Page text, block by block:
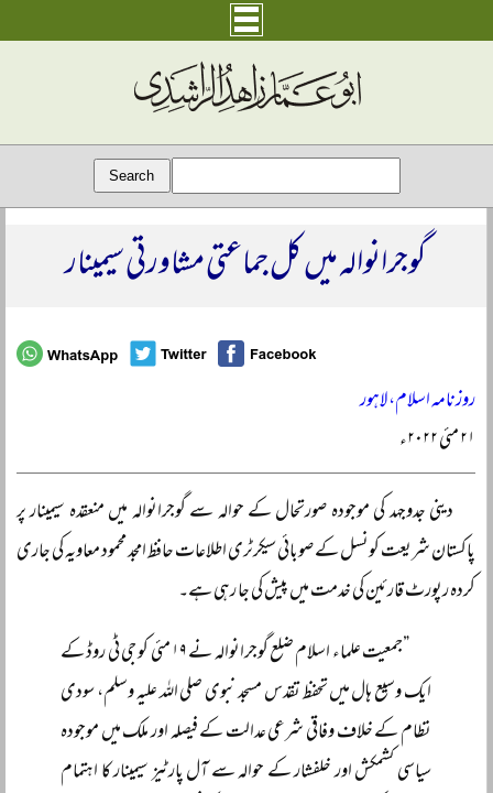
گوجرانوالہ میں کل جماعتی مشاورتی سیمینار
روزنامہ اسلام، لاہور
۲۱ مئی ۲۰۲۲ء
دینی جدوجہد کی موجودہ صورتحال کے حوالہ سے گوجرانوالہ میں منعقدہ سیمینار پر
پاکستان شریعت کونسل کے صوبائی سیکرٹری اطلاعات حافظ امجد محمود معاویہ کی جاری
کردہ رپورٹ قارئین کی خدمت میں پیش کی جا رہی ہے۔
”جمعیت علماء اسلام ضلع گوجرانوالہ نے ۱۹ مئی کو جی ٹی روڈ کے
ایک وسیع ہال میں تحفظ تقدس مسجد نبوی صلی اللہ علیہ وسلم، سودی
نظام کے خلاف وفاقی شرعی عدالت کے فیصلہ اور ملک میں موجودہ
سیاسی کشمکش اور خلفشار کے حوالہ سے آل پارٹیز سیمینار کا اہتمام